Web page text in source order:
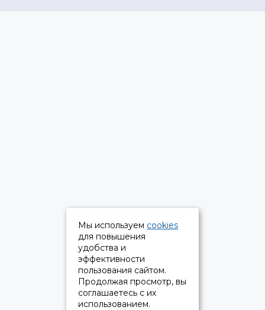
Мы используем cookies
для повышения
удобства и
эффективности
пользования сайтом.
Продолжая просмотр, вы
соглашаетесь с их
использованием.